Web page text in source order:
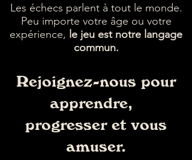
Les échecs parlent à tout le monde.
Peu importe votre âge ou votre
expérience, le jeu est notre langage
commun.
Rejoignez-nous pour
apprendre,
progresser et vous
amuser.